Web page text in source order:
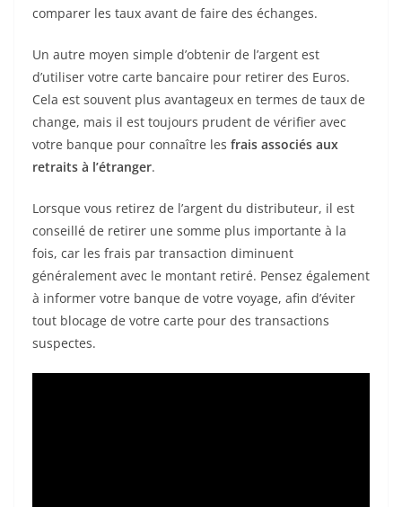
comparer les taux avant de faire des échanges.
Un autre moyen simple d’obtenir de l’argent est
d’utiliser votre carte bancaire pour retirer des Euros.
Cela est souvent plus avantageux en termes de taux de
change, mais il est toujours prudent de vérifier avec
votre banque pour connaître les frais associés aux
retraits à l’étranger.
Lorsque vous retirez de l’argent du distributeur, il est
conseillé de retirer une somme plus importante à la
fois, car les frais par transaction diminuent
généralement avec le montant retiré. Pensez également
à informer votre banque de votre voyage, afin d’éviter
tout blocage de votre carte pour des transactions
suspectes.